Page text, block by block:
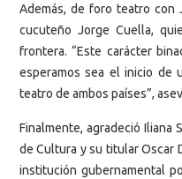
Además, de foro teatro con
cucuteño Jorge Cuella,
frontera. “Este carácter
esperamos sea el inicio de
teatro de ambos países”,
Finalmente, agradeció Iliana
de Cultura y su titular Oscar
institución gubernamental